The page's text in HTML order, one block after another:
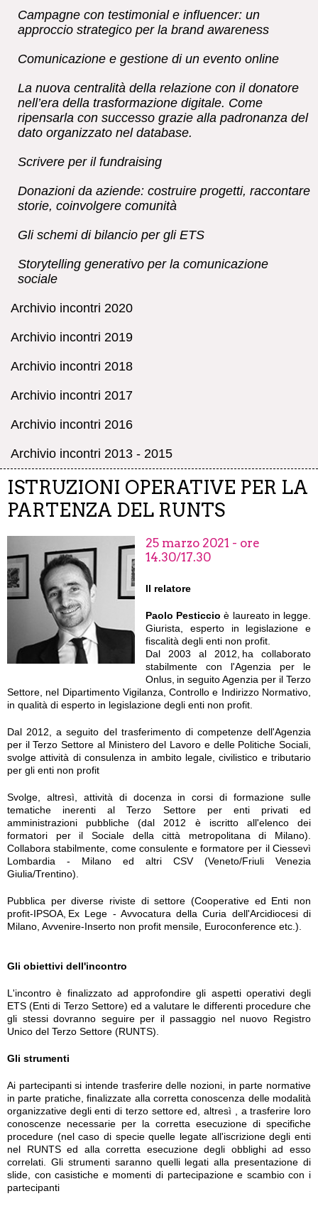
Campagne con testimonial e influencer: un
approccio strategico per la brand awareness
Comunicazione e gestione di un evento online
La nuova centralità della relazione con il donatore
nell’era della trasformazione digitale. Come
ripensarla con successo grazie alla padronanza del
dato organizzato nel database.
Scrivere per il fundraising
Donazioni da aziende: costruire progetti, raccontare
storie, coinvolgere comunità
Gli schemi di bilancio per gli ETS
Storytelling generativo per la comunicazione
sociale
Archivio incontri 2020
Archivio incontri 2019
Archivio incontri 2018
Archivio incontri 2017
Archivio incontri 2016
Archivio incontri 2013 - 2015
ISTRUZIONI OPERATIVE PER LA
PARTENZA DEL RUNTS
25 marzo 2021 - ore
14.30/17.30
Il relatore
Paolo Pesticcio è laureato in legge.
Giurista, esperto in legislazione e
fiscalità degli enti non profit.
Dal 2003 al 2012, ha collaborato
stabilmente con l'Agenzia per le
Onlus, in seguito Agenzia per il Terzo
Settore, nel Dipartimento Vigilanza, Controllo e Indirizzo Normativo,
in qualità di esperto in legislazione degli enti non profit.
Dal 2012, a seguito del trasferimento di competenze dell'Agenzia
per il Terzo Settore al Ministero del Lavoro e delle Politiche Sociali,
svolge attività di consulenza in ambito legale, civilistico e tributario
per gli enti non profit
Svolge, altresì, attività di docenza in corsi di formazione sulle
tematiche inerenti al Terzo Settore per enti privati ed
amministrazioni pubbliche (dal 2012 è iscritto all'elenco dei
formatori per il Sociale della città metropolitana di Milano).
Collabora stabilmente, come consulente e formatore per il Ciessevì
Lombardia - Milano ed altri CSV (Veneto/Friuli Venezia
Giulia/Trentino).
Pubblica per diverse riviste di settore (Cooperative ed Enti non
profit-IPSOA, Ex Lege - Avvocatura della Curia dell'Arcidiocesi di
Milano, Avvenire-Inserto non profit mensile, Euroconference etc.).
Gli obiettivi dell'incontro
L'incontro è finalizzato ad approfondire gli aspetti operativi degli
ETS (Enti di Terzo Settore) ed a valutare le differenti procedure che
gli stessi dovranno seguire per il passaggio nel nuovo Registro
Unico del Terzo Settore (RUNTS).
Gli strumenti
Ai partecipanti si intende trasferire delle nozioni, in parte normative
in parte pratiche, finalizzate alla corretta conoscenza delle modalità
organizzative degli enti di terzo settore ed, altresì , a trasferire loro
conoscenze necessarie per la corretta esecuzione di specifiche
procedure (nel caso di specie quelle legate all'iscrizione degli enti
nel RUNTS ed alla corretta esecuzione degli obblighi ad esso
correlati. Gli strumenti saranno quelli legati alla presentazione di
slide, con casistiche e momenti di partecipazione e scambio con i
partecipanti